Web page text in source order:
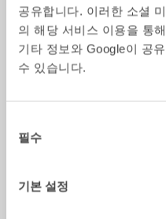
공유합니다. 이러한 소셜
의 해당 서비스 이용을 통
기타 정보와 Google이 공
수 있습니다.
필수
기본 설정
틸트로테이터